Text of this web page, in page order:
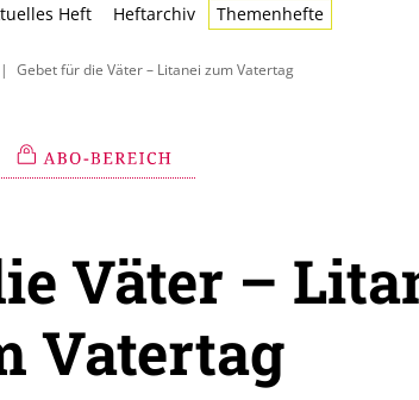
Heft Heftarchiv Themenhefte
Gebet für die Väter – Litanei zum Vatertag
Väter –
Vatertag